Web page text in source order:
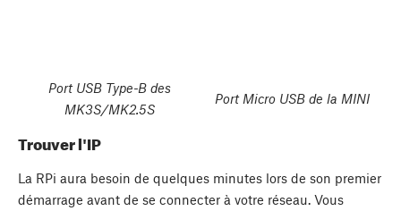
Port USB Type-B des
MK3S/MK2.5S
Port Micro USB de la MINI
Trouver l'IP
La RPi aura besoin de quelques minutes lors de son premier
démarrage avant de se connecter à votre réseau. Vous